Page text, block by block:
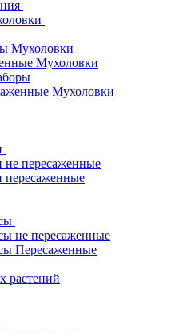
Мухоловки
Мухоловки
Мухоловки
пересаженные
не пересаженные
Пересаженные
растений